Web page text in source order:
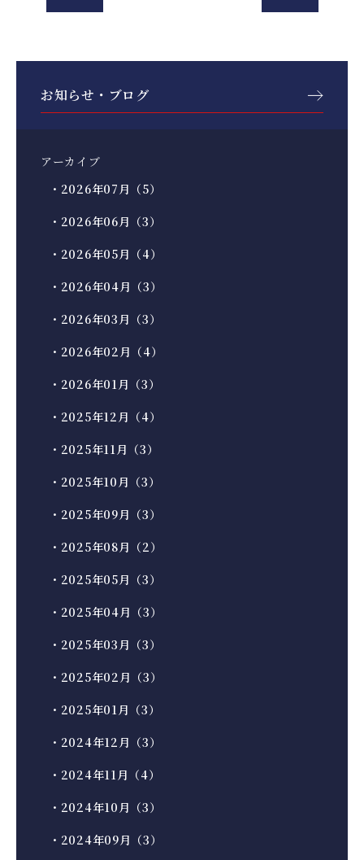
お知らせ・ブログ
アーカイブ
・2026年07月（5）
・2026年06月（3）
・2026年05月（4）
・2026年04月（3）
・2026年03月（3）
・2026年02月（4）
・2026年01月（3）
・2025年12月（4）
・2025年11月（3）
・2025年10月（3）
・2025年09月（3）
・2025年08月（2）
・2025年05月（3）
・2025年04月（3）
・2025年03月（3）
・2025年02月（3）
・2025年01月（3）
・2024年12月（3）
・2024年11月（4）
・2024年10月（3）
・2024年09月（3）